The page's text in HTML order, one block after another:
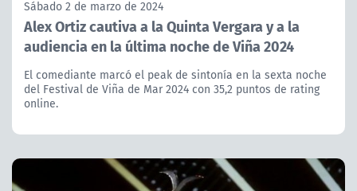
Sábado 2 de marzo de 2024
Alex Ortiz cautiva a la Quinta Vergara y a la
audiencia en la última noche de Viña 2024
El comediante marcó el peak de sintonía en la sexta noche
del Festival de Viña de Mar 2024 con 35,2 puntos de rating
online.